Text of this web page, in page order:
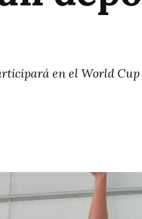
en el World Cup